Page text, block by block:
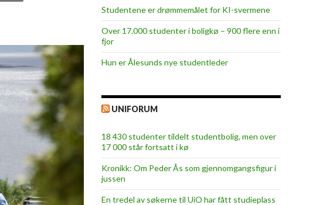
Studentene er drømmemålet for KI-svermene
Over 17.000 studenter i boligkø – 900 flere enn i
fjor
Hun er Ålesunds nye studentleder
UNIFORUM
18 430 studenter tildelt studentbolig, men over
17 000 står fortsatt i kø
Kronikk: Om Peder Ås som gjennomgangsfigur i
jussen
En tredel av søkerne til UiO har fått studieplass